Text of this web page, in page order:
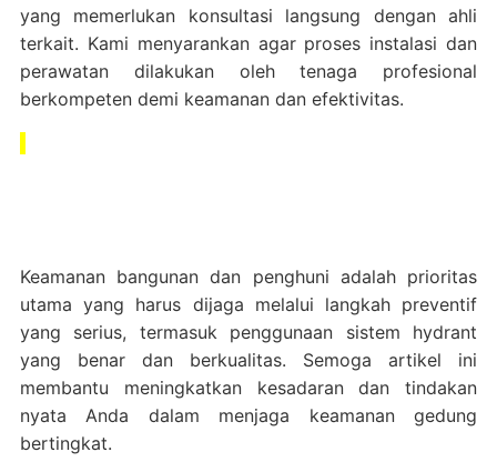
yang memerlukan konsultasi langsung dengan ahli
terkait. Kami menyarankan agar proses instalasi dan
perawatan dilakukan oleh tenaga profesional
berkompeten demi keamanan dan efektivitas.
Keamanan bangunan dan penghuni adalah prioritas
utama yang harus dijaga melalui langkah preventif
yang serius, termasuk penggunaan sistem hydrant
yang benar dan berkualitas. Semoga artikel ini
membantu meningkatkan kesadaran dan tindakan
nyata Anda dalam menjaga keamanan gedung
bertingkat.